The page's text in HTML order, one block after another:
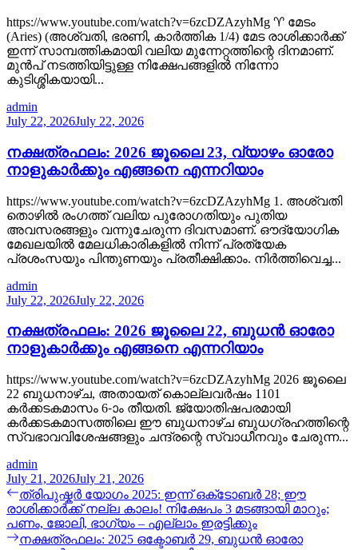
https://www.youtube.com/watch?v=6zcDZAzyhMg ♈ മേടം
(Aries) (അശ്വതി, ഭരണി, കാർത്തിക 1/4) മേട രാശിക്കാർക്ക്
ഇന്ന് സാമ്പത്തികമായി വലിയ മുന്നേറ്റത്തിന്റെ ദിനമാണ്.
മുൻപ് നടത്തിയിട്ടുള്ള നിക്ഷേപങ്ങളിൽ നിന്നോ
കുടിശ്ശികയായി...
admin
July 22, 2026July 22, 2026
നക്ഷത്രഫലം: 2026 ജൂലൈ 23, വ്യാഴം ഓരോ
നാളുകാർക്കും എങ്ങനെ എന്നറിയാം
https://www.youtube.com/watch?v=6zcDZAzyhMg 1. അശ്വതി
തൊഴിൽ രംഗത്ത് വലിയ പുരോഗതിയും പുതിയ
അവസരങ്ങളും വന്നുചേരുന്ന ദിവസമാണ്. ഔദ്യോഗിക
മേഖലയിൽ മേലധികാരികളിൽ നിന്ന് പ്രത്യേക
പ്രശംസയും പിന്തുണയും പ്രതീക്ഷിക്കാം. നിർത്തിവെച്ച...
admin
July 22, 2026July 22, 2026
നക്ഷത്രഫലം: 2026 ജൂലൈ 22, ബുധൻ ഓരോ
നാളുകാർക്കും എങ്ങനെ എന്നറിയാം
https://www.youtube.com/watch?v=6zcDZAzyhMg 2026 ജൂലൈ
22 ബുധനാഴ്ച, അതായത് കൊല്ലവർഷം 1101
കർക്കടകമാസം 6-ാം തീയതി. ജ്യോതിഷപരമായി
കർക്കടകമാസത്തിലെ ഈ ബുധനാഴ്ച ബുധഗ്രഹത്തിന്റെ
സ്വഭാവവിശേഷങ്ങളും ചന്ദ്രന്റെ സ്വാധീനവും ചേരുന്ന...
admin
July 21, 2026July 21, 2026
Post
navigation
Previous
post:
ത്രിപുഷ്കർ യോഗം 2025: ഇന്ന് ഒക്‌ടോബർ 28; ഈ
രാശിക്കാർക്ക് നല്ല കാലം! നിക്ഷേപം 3 മടങ്ങായി മാറും;
പണം, ജോലി, ഭാഗ്യം – എല്ലാം ഇരട്ടിക്കും
Next
നക്ഷത്രഫലം: 2025 ഒക്ടോബർ 29, ബുധൻ ഓരോ